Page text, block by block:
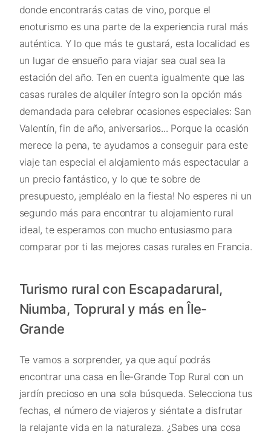
donde encontrarás catas de vino, porque el
enoturismo es una parte de la experiencia rural más
auténtica. Y lo que más te gustará, esta localidad es
un lugar de ensueño para viajar sea cual sea la
estación del año. Ten en cuenta igualmente que las
casas rurales de alquiler íntegro son la opción más
demandada para celebrar ocasiones especiales: San
Valentín, fin de año, aniversarios... Porque la ocasión
merece la pena, te ayudamos a conseguir para este
viaje tan especial el alojamiento más espectacular a
un precio fantástico, y lo que te sobre de
presupuesto, ¡empléalo en la fiesta! No esperes ni un
segundo más para encontrar tu alojamiento rural
ideal, te esperamos con mucho entusiasmo para
comparar por ti las mejores casas rurales en Francia.
Turismo rural con Escapadarural,
Niumba, Toprural y más en Île-
Grande
Te vamos a sorprender, ya que aquí podrás
encontrar una casa en Île-Grande Top Rural con un
jardín precioso en una sola búsqueda. Selecciona tus
fechas, el número de viajeros y siéntate a disfrutar
la relajante vida en la naturaleza. ¿Sabes una cosa